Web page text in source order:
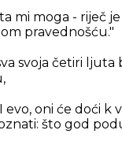
mi moga - riječ
pravednošću."
svoja četiri ljuta
oni će doći k
što god